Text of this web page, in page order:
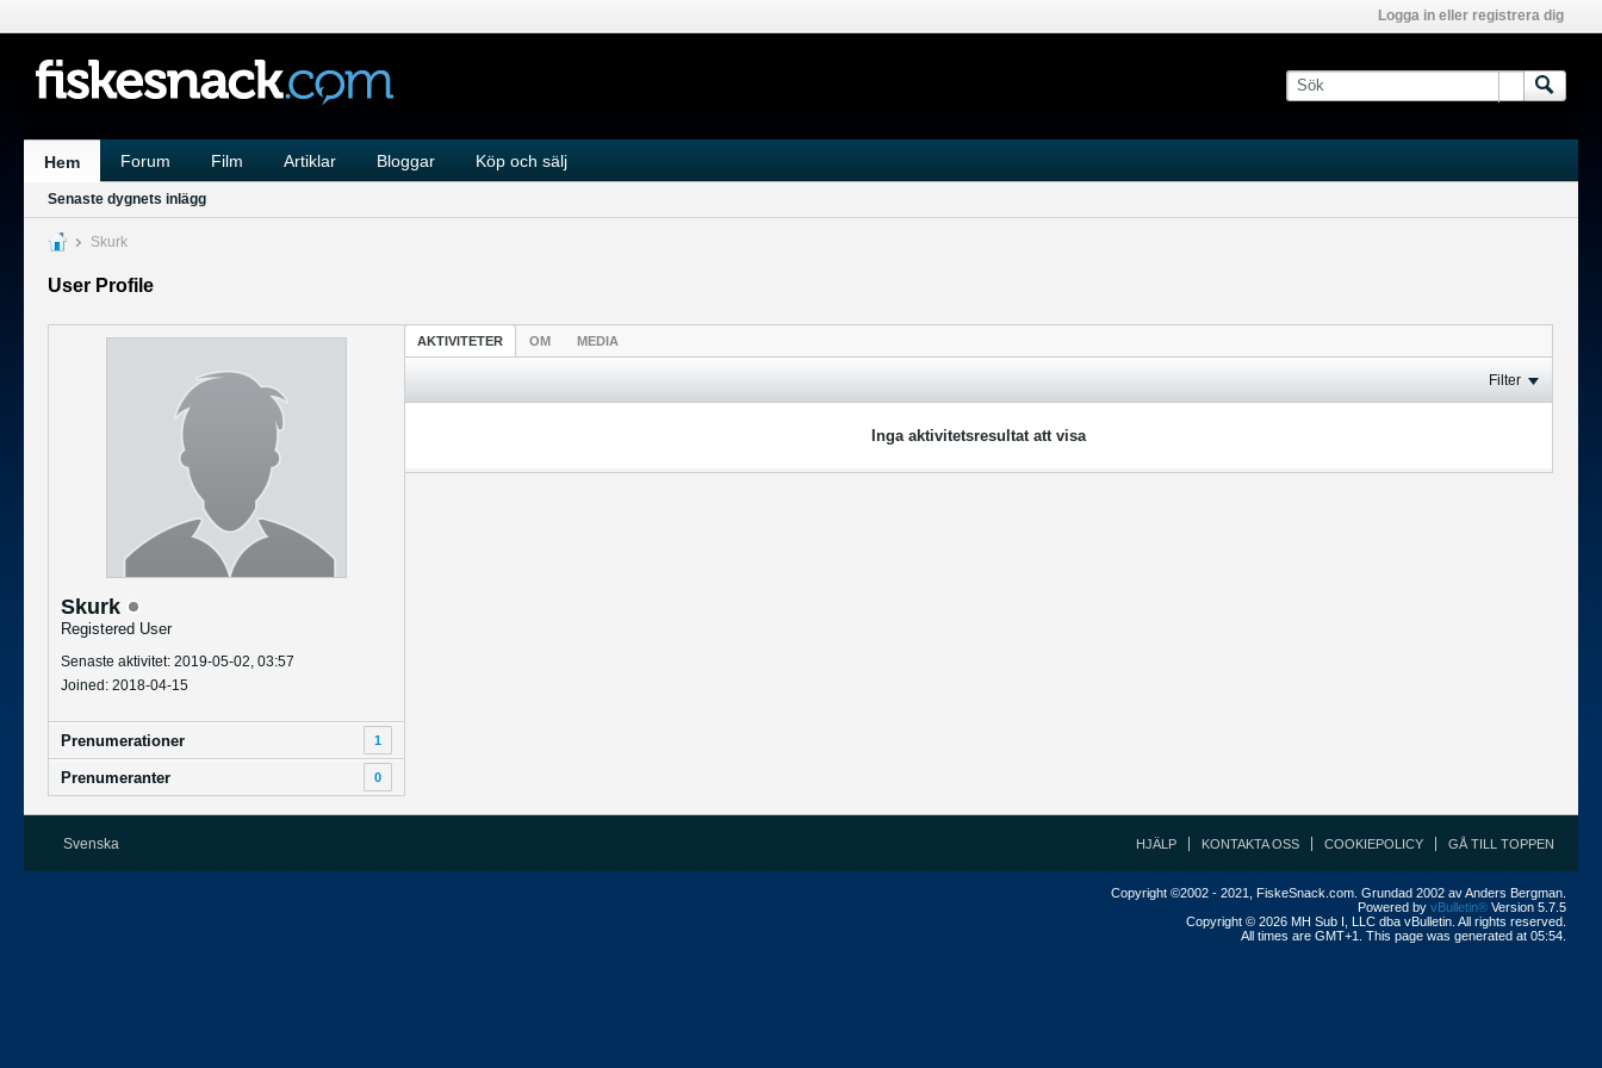
Logga in eller registrera dig
Hem Forum Film Artiklar Bloggar Köp och sälj
Senaste dygnets inlägg
Skurk
User Profile
Skurk
Registered User
Senaste aktivitet: 2019-05-02, 03:57
Joined: 2018-04-15
Prenumerationer 1
Prenumeranter 0
AKTIVITETER OM MEDIA
Filter
Inga aktivitetsresultat att visa
Svenska HJÄLP KONTAKTA OSS COOKIEPOLICY GÅ TILL TOPPEN
Copyright ©2002 - 2021, FiskeSnack.com. Grundad 2002 av Anders Bergman.
Powered by vBulletin® Version 5.7.5
Copyright © 2026 MH Sub I, LLC dba vBulletin. All rights reserved.
All times are GMT+1. This page was generated at 05:54.